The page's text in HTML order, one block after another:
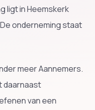
ligt in Heemskerk
onderneming staat
meer Aannemers.
daarnaast
van een